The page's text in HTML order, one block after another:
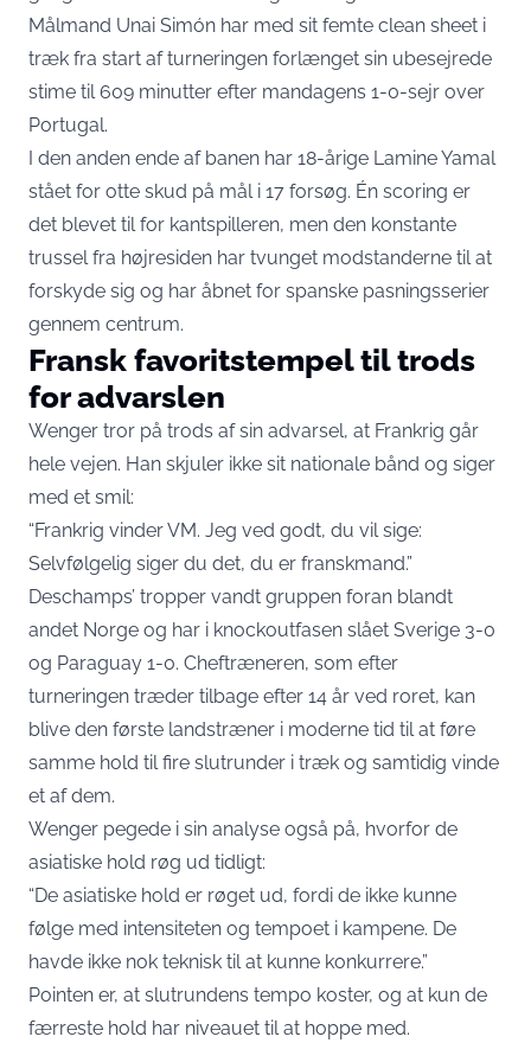
Målmand Unai Simón har med sit femte clean sheet i
træk fra start af turneringen forlænget sin ubesejrede
stime til 609 minutter efter mandagens 1-0-sejr over
Portugal.
I den anden ende af banen har 18-årige Lamine Yamal
stået for otte skud på mål i 17 forsøg. Én scoring er
det blevet til for kantspilleren, men den konstante
trussel fra højresiden har tvunget modstanderne til at
forskyde sig og har åbnet for spanske pasningsserier
gennem centrum.
Fransk favoritstempel til trods
for advarslen
Wenger tror på trods af sin advarsel, at Frankrig går
hele vejen. Han skjuler ikke sit nationale bånd og siger
med et smil:
“Frankrig vinder VM. Jeg ved godt, du vil sige:
Selvfølgelig siger du det, du er franskmand.”
Deschamps’ tropper vandt gruppen foran blandt
andet Norge og har i knockoutfasen slået Sverige 3-0
og Paraguay 1-0. Cheftræneren, som efter
turneringen træder tilbage efter 14 år ved roret, kan
blive den første landstræner i moderne tid til at føre
samme hold til fire slutrunder i træk og samtidig vinde
et af dem.
Wenger pegede i sin analyse også på, hvorfor de
asiatiske hold røg ud tidligt:
“De asiatiske hold er røget ud, fordi de ikke kunne
følge med intensiteten og tempoet i kampene. De
havde ikke nok teknisk til at kunne konkurrere.”
Pointen er, at slutrundens tempo koster, og at kun de
færreste hold har niveauet til at hoppe med.